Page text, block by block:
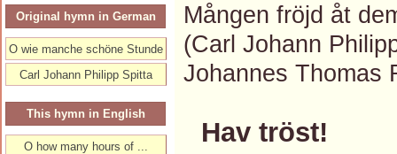
Mången fröjd åt
(Carl Johann
Johannes Thomas
Hav tröst!
Original hymn in German
O wie manche schöne Stunde
Carl Johann Philipp Spitta
This hymn in English
O how many hours of ...